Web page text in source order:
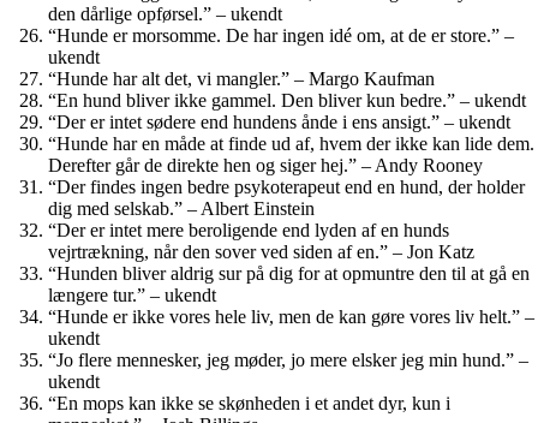
den dårlige opførsel.” – ukendt
“Hunde er morsomme. De har ingen idé om, at de er store.” –
ukendt
“Hunde har alt det, vi mangler.” – Margo Kaufman
“En hund bliver ikke gammel. Den bliver kun bedre.” – ukendt
“Der er intet sødere end hundens ånde i ens ansigt.” – ukendt
“Hunde har en måde at finde ud af, hvem der ikke kan lide dem.
Derefter går de direkte hen og siger hej.” – Andy Rooney
“Der findes ingen bedre psykoterapeut end en hund, der holder
dig med selskab.” – Albert Einstein
“Der er intet mere beroligende end lyden af en hunds
vejrtrækning, når den sover ved siden af en.” – Jon Katz
“Hunden bliver aldrig sur på dig for at opmuntre den til at gå en
længere tur.” – ukendt
“Hunde er ikke vores hele liv, men de kan gøre vores liv helt.” –
ukendt
“Jo flere mennesker, jeg møder, jo mere elsker jeg min hund.” –
ukendt
“En mops kan ikke se skønheden i et andet dyr, kun i